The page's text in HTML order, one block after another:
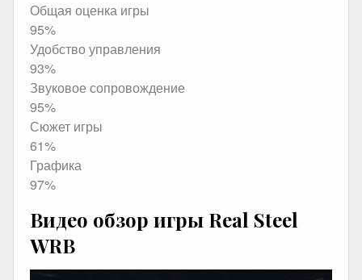
Общая оценка игры
95%
Удобство управления
93%
Звуковое сопровождение
95%
Сюжет игры
61%
Графика
97%
Видео обзор игры Real Steel
WRB